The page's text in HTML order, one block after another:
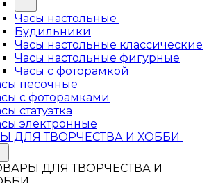
Часы настольные
Будильники
Часы настольные классические
Часы настольные фигурные
Часы с фоторамкой
песочные
с фоторамками
статуэтка
электронные
ДЛЯ ТВОРЧЕСТВА И ХОББИ
ДЛЯ ТВОРЧЕСТВА И